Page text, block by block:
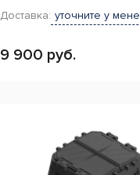
Доставка: уточните у
9 900 руб.